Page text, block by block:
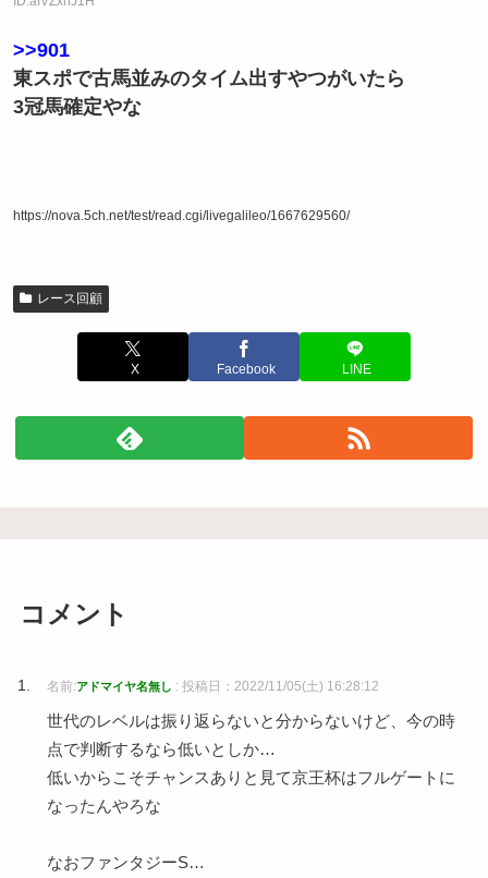
>>901
東スポで古馬並みのタイム出すやつがいたら
3冠馬確定やな
https://nova.5ch.net/test/read.cgi/livegalileo/1667629560/
レース回顧
X Facebook LINE
コメント
名前:アドマイヤ名無し : 投稿日：2022/11/05(土) 16:28:12
世代のレベルは振り返らないと分からないけど、今の時
点で判断するなら低いとしか…
低いからこそチャンスありと見て京王杯はフルゲートに
なったんやろな
なおファンタジーS…